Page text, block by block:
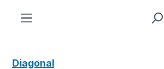
Diagonal